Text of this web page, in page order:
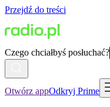
Przejdź do treści
Czego chciałbyś posłuchać?
Otwórz appOdkryj Prime